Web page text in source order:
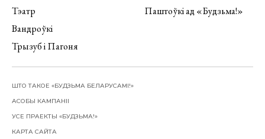
Тэатр
Вандроўкі
Трызуб і Пагоня
Паштоўкі ад «Будзьма!»
ШТО ТАКОЕ «БУДЗЬМА БЕЛАРУСАМІ!»
АСОБЫ КАМПАНІІ
УСЕ ПРАЕКТЫ «БУДЗЬМА!»
КАРТА САЙТА